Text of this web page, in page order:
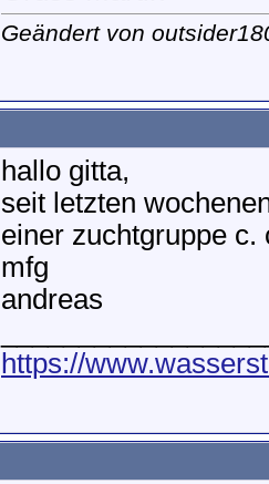
Geändert von
hallo gitta,
seit letzten
einer zuchtgruppe
mfg
andreas
https://